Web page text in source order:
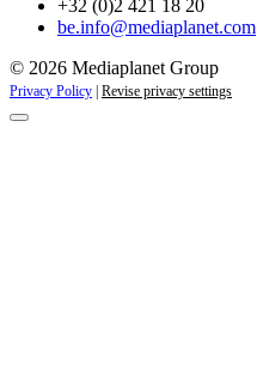
+32 (0)2 421 18 20
be.info@mediaplanet.com
© 2026 Mediaplanet Group
Privacy Policy Revise privacy settings